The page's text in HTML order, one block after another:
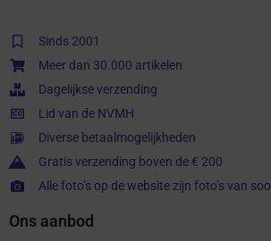
Sinds 2001
Meer dan 30.000 artikelen
Dagelijkse verzending
Lid van de NVMH
Diverse betaalmogelijkheden
Gratis verzending boven de € 200
Alle foto’s op de website zijn foto’s van
Ons aanbod